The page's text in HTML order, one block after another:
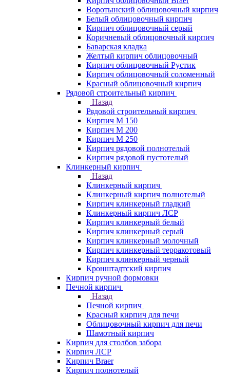
Воротынский облицовочный кирпич
Белый облицовочный кирпич
Кирпич облицовочный серый
Коричневый облицовочный кирпич
Баварская кладка
Желтый кирпич облицовочный
Кирпич облицовочный Рустик
Кирпич облицовочный соломенный
Красный облицовочный кирпич
Рядовой строительный кирпич
Назад
Рядовой строительный кирпич
Кирпич М 150
Кирпич М 200
Кирпич М 250
Кирпич рядовой полнотелый
Кирпич рядовой пустотелый
Клинкерный кирпич
Назад
Клинкерный кирпич
Клинкерный кирпич полнотелый
Кирпич клинкерный гладкий
Клинкерный кирпич ЛСР
Кирпич клинкерный белый
Кирпич клинкерный серый
Кирпич клинкерный молочный
Кирпич клинкерный терракотовый
Кирпич клинкерный черный
Кронштадтский кирпич
Кирпич ручной формовки
Печной кирпич
Назад
Печной кирпич
Красный кирпич для печи
Облицовочный кирпич для печи
Шамотный кирпич
Кирпич для столбов забора
Кирпич ЛСР
Кирпич Braer
Кирпич полнотелый